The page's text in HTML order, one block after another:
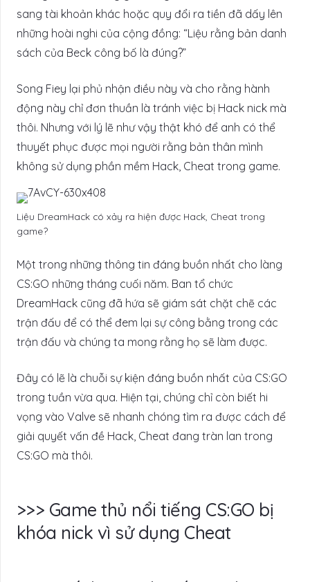
sang tài khoản khác hoặc quy đổi ra tiền đã dấy lên
những hoài nghi của cộng đồng: “Liệu rằng bản danh
sách của Beck công bố là đúng?”
Song Fiey lại phủ nhận điều này và cho rằng hành
động này chỉ đơn thuần là tránh việc bị Hack nick mà
thôi. Nhưng với lý lẽ như vậy thật khó để anh có thể
thuyết phục được mọi người rằng bản thân mình
không sử dụng phần mềm Hack, Cheat trong game.
Liệu DreamHack có xảy ra hiện được Hack, Cheat trong
game?
Một trong những thông tin đáng buồn nhất cho làng
CS:GO những tháng cuối năm. Ban tổ chức
DreamHack cũng đã hứa sẽ giám sát chặt chẽ các
trận đấu để có thể đem lại sự công bằng trong các
trận đấu và chúng ta mong rằng họ sẽ làm được.
Đây có lẽ là chuỗi sự kiện đáng buồn nhất của CS:GO
trong tuần vừa qua. Hiện tại, chúng chỉ còn biết hi
vọng vào Valve sẽ nhanh chóng tìm ra được cách để
giải quyết vấn đề Hack, Cheat đang tràn lan trong
CS:GO mà thôi.
>>> Game thủ nổi tiếng CS:GO bị
khóa nick vì sử dụng Cheat